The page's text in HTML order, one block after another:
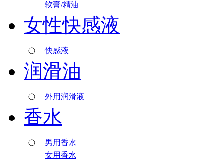
软膏/精油
女性快感液
快感液
润滑油
外用润滑液
香水
男用香水
女用香水